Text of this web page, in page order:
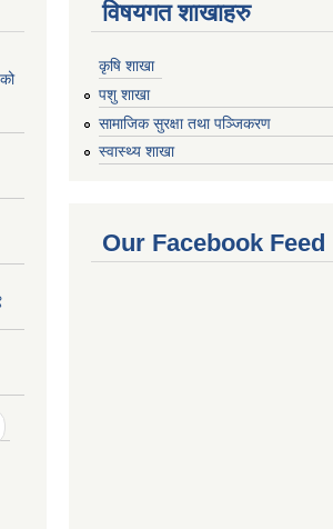
विषयगत शाखाहरु
कृषि शाखा
पशु शाखा
सामाजिक सुरक्षा तथा पञ्जिकरण
स्वास्थ्य शाखा
Our Facebook Feed